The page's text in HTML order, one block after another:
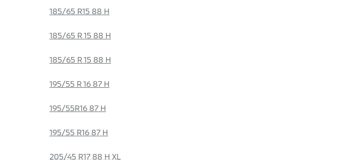
185/65 R15 88 H
185/65 R 15 88 H
185/65 R 15 88 H
195/55 R 16 87 H
195/55R16 87 H
195/55 R16 87 H
205/45 R17 88 H XL